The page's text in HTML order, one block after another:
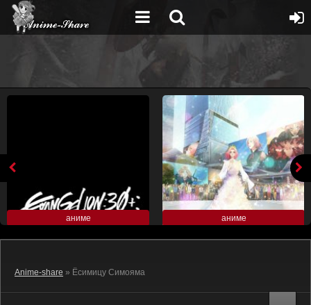
аниме аниме
Anime-share » Ёсимицу Симояма